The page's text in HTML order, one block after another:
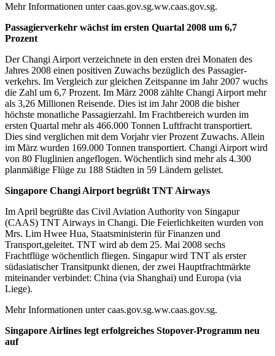
Mehr Informationen unter caas.gov.sg.ww.caas.gov.sg.
Passagierverkehr wächst im ersten Quartal 2008 um 6,7
Prozent
Der Changi Airport verzeichnete in den ersten drei Monaten des
Jahres 2008 einen positiven Zuwachs bezüglich des Passagier-
verkehrs. Im Vergleich zur gleichen Zeitspanne im Jahr 2007 wuchs
die Zahl um 6,7 Prozent. Im März 2008 zählte Changi Airport mehr
als 3,26 Millionen Reisende. Dies ist im Jahr 2008 die bisher
höchste monatliche Passagierzahl. Im Frachtbereich wurden im
ersten Quartal mehr als 466.000 Tonnen Luftfracht transportiert.
Dies sind verglichen mit dem Vorjahr vier Prozent Zuwachs. Allein
im März wurden 169.000 Tonnen transportiert. Changi Airport wird
von 80 Fluglinien angeflogen. Wöchentlich sind mehr als 4.300
planmäßige Flüge zu 188 Städten in 59 Ländern gelistet.
Singapore Changi Airport begrüßt TNT Airways
Im April begrüßte das Civil Aviation Authority von Singapur
(CAAS) TNT Airways in Changi. Die Feierlichkeiten wurden von
Mrs. Lim Hwee Hua, Staatsministerin für Finanzen und
Transport,geleitet. TNT wird ab dem 25. Mai 2008 sechs
Frachtflüge wöchentlich fliegen. Singapur wird TNT als erster
südasiatischer Transitpunkt dienen, der zwei Hauptfrachtmärkte
miteinander verbindet: China (via Shanghai) und Europa (via
Liege).
Mehr Informationen unter caas.gov.sg.ww.caas.gov.sg.
Singapore Airlines legt erfolgreiches Stopover-Programm neu
auf